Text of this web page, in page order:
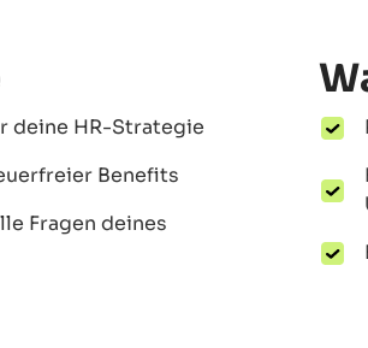
deine HR-Strategie
Benefits
Fragen deines